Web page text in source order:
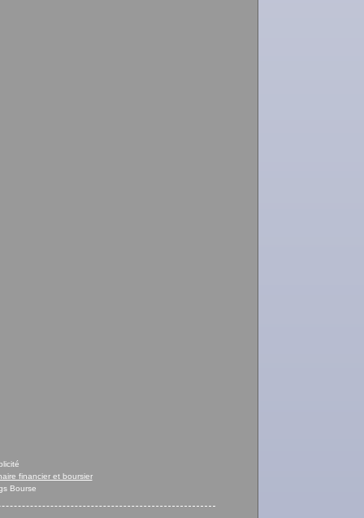
financier et boursier
Bourse